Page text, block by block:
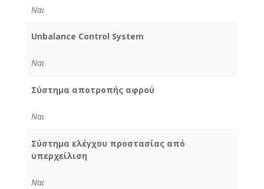
Ναι
Unbalance Control System
Ναι
Σύστημα αποτροπής αφρού
Ναι
Σύστημα ελέγχου προστασίας από
υπερχείλιση
Ναι